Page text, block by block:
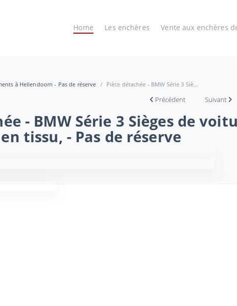
Home Les enchères Vente aux enchères
à Hellendoorn - Pas de réserve Pièce détachée - BMW Série 3 Siè...
Précédent Suivant
- BMW Série 3 Sièges de
tissu, - Pas de réserve